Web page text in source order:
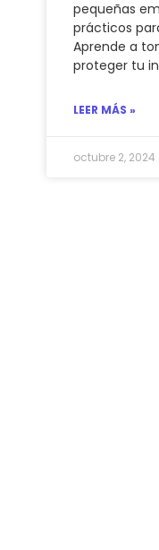
pequeñas
prácticos
Aprende a
proteger tu
LEER MÁS »
octubre 2, 2024